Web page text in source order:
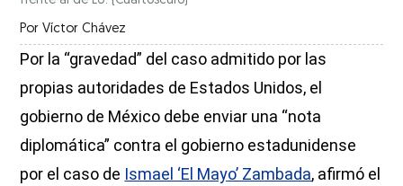
Por Víctor Chávez
Por la “gravedad” del caso admitido por las
propias autoridades de Estados Unidos, el
gobierno de México debe enviar una “nota
diplomática” contra el gobierno estadunidense
por el caso de Ismael ‘El Mayo’ Zambada, afirmó el